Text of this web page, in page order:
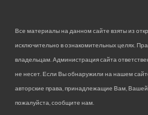
Все материалы на данном сайте взяты из
исключительно в ознакомительных целях.
владельцам. Администрация сайта
не несет. Если Вы обнаружили на нашем
авторские права, принадлежащие Вам, Вашей
пожалуйста, сообщите нам.